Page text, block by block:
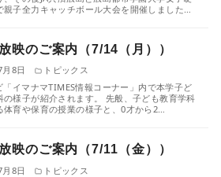
親子全力キャッチボール大会を開催しました…
映のご案内（7/14（月））
8日
トピックス
「イマナマTIMES情報コーナー」内で本学子ど
の様子が紹介されます。 先般、子ども教育学科
体育や保育の授業の様子と、0才から2…
映のご案内（7/11（金））
8日
トピックス